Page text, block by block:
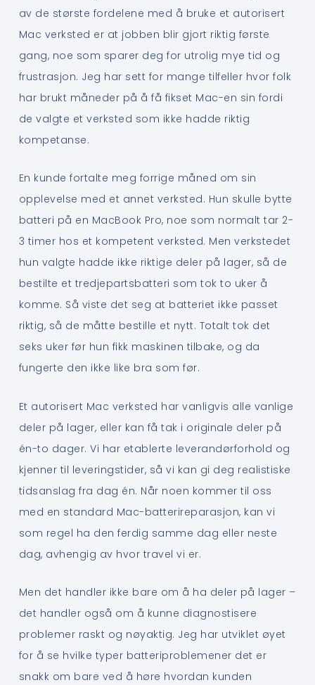
av de største fordelene med å bruke et autorisert
Mac verksted er at jobben blir gjort riktig første
gang, noe som sparer deg for utrolig mye tid og
frustrasjon. Jeg har sett for mange tilfeller hvor folk
har brukt måneder på å få fikset Mac-en sin fordi
de valgte et verksted som ikke hadde riktig
kompetanse.
En kunde fortalte meg forrige måned om sin
opplevelse med et annet verksted. Hun skulle bytte
batteri på en MacBook Pro, noe som normalt tar 2-
3 timer hos et kompetent verksted. Men verkstedet
hun valgte hadde ikke riktige deler på lager, så de
bestilte et tredjepartsbatteri som tok to uker å
komme. Så viste det seg at batteriet ikke passet
riktig, så de måtte bestille et nytt. Totalt tok det
seks uker før hun fikk maskinen tilbake, og da
fungerte den ikke like bra som før.
Et autorisert Mac verksted har vanligvis alle vanlige
deler på lager, eller kan få tak i originale deler på
én-to dager. Vi har etablerte leverandørforhold og
kjenner til leveringstider, så vi kan gi deg realistiske
tidsanslag fra dag én. Når noen kommer til oss
med en standard Mac-batterireparasjon, kan vi
som regel ha den ferdig samme dag eller neste
dag, avhengig av hvor travel vi er.
Men det handler ikke bare om å ha deler på lager –
det handler også om å kunne diagnostisere
problemer raskt og nøyaktig. Jeg har utviklet øyet
for å se hvilke typer batteriproblemener det er
snakk om bare ved å høre hvordan kunden